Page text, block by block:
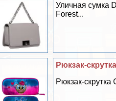
Уличная сумка
Forest...
Рюкзак-
Рюкзак-